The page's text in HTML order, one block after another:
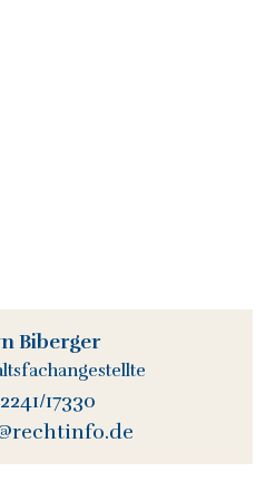
Biberger
17330